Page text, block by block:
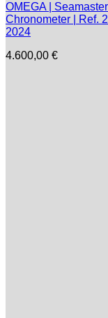
OMEGA |
Chronometer | Ref.
2024
4.600,00 €